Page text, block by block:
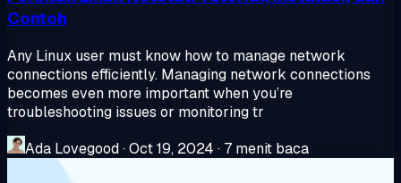
Contoh
Any Linux user must know how to manage network
connections efficiently. Managing network connections
becomes even more important when you’re
troubleshooting issues or monitoring tr
Ada Lovegood·Oct 19, 2024 · 7 menit baca